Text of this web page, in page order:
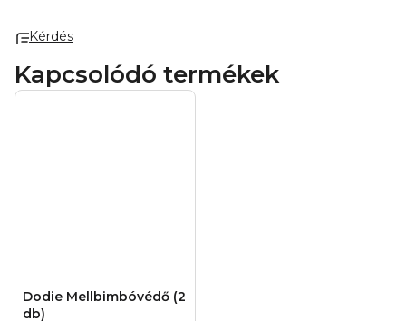
a melltartóját, enyhén nyomja meg a párnát, hogy rögzítse
szor vagy minden szoptatás után cserélje. Minden
szoptatás előtt és után tisztítsa meg a melleit.
Kérdés
Kapcsolódó termékek
Dodie Mellbimbóvédő (2
db)